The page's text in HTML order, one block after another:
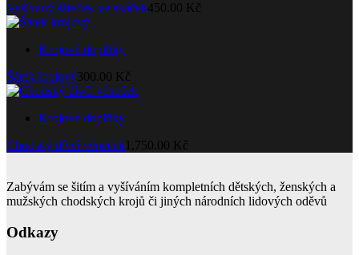
Vyšívaný šáteček-vejskáček450.00 Kč
Krojové doplňky
Šátek krojový 300.00 Kč
Krojové doplňky
Chodský dívčí věneček 1,750.00 Kč
Zabývám se šitím a vyšíváním kompletních dětských, ženských a
mužských chodských krojů či jiných národních lidových oděvů
Odkazy